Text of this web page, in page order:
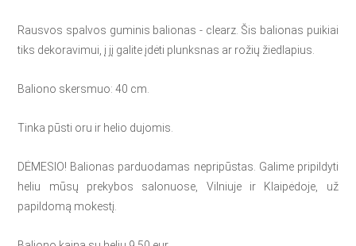
Rausvos spalvos guminis balionas - clearz. Šis balionas puikiai
tiks dekoravimui, į jį galite įdėti plunksnas ar rožių žiedlapius.
Baliono skersmuo: 40 cm.
Tinka pūsti oru ir helio dujomis.
DĖMESIO! Balionas parduodamas nepripūstas. Galime pripildyti
heliu mūsų prekybos salonuose, Vilniuje ir Klaipėdoje, už
papildomą mokestį.